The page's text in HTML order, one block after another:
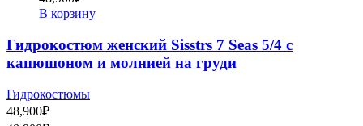
В корзину
Гидрокостюм женский Sisstrs 7 Seas 5/4 с
капюшоном и молнией на груди
Гидрокостюмы
48,900₽